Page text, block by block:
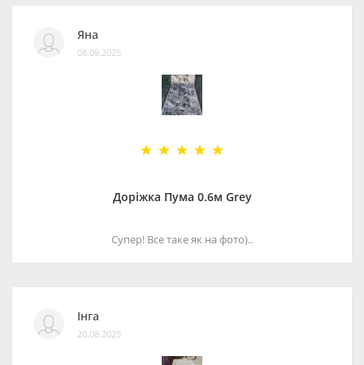
Яна
08.09.2025
Доріжка Пума 0.6м Grey
Супер! Все таке як на фото)..
Інга
20.08.2025